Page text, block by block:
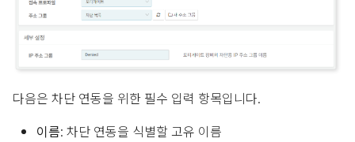
다음은 차단 연동을 위한 필수 입력 항목입니다.
이름: 차단 연동을 식별할 고유 이름